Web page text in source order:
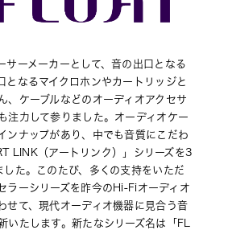
サーメーカーとして、音の出口となる
となるマイクロホンやカートリッジと
、ケーブルなどのオーディオアクセサ
注力して参りました。オーディオケー
ンナップがあり、中でも音質にこだわ
LINK（アートリンク）」シリーズを3
た。このたび、多くの支持をいただ
ラーシリーズを昨今のHi-Fiオーディオ
せて、現代オーディオ機器に見合う音
いたします。新たなシリーズ名は「FL